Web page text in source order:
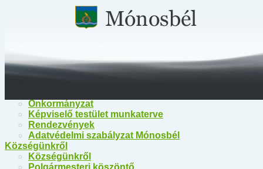
Közérdekű információk
Polgármesteri Hivatal Mónosbél
Közös Hivatal Bélapátfalva
Önkormányzat
Képviselő testület munkaterve
Rendezvények
Adatvédelmi szabályzat Mónosbél
Községünkről
Községünkről
Polgármesteri köszöntő